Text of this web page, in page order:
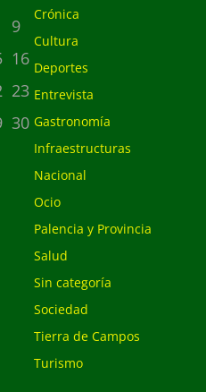
9
16
23
30
Crónica
Cultura
Deportes
Entrevista
Gastronomía
Infraestructuras
Nacional
Ocio
Palencia y Provincia
Salud
Sin categoría
Sociedad
Tierra de Campos
Turismo